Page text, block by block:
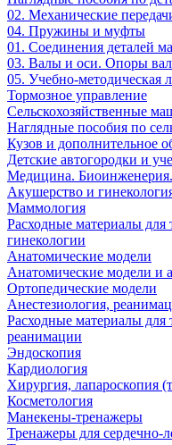
02. Механические
04. Пружины и муфты
01. Соединения деталей
03. Валы и оси. Опоры
05. Учебно-методическая
Тормозное управление
Сельскохозяйственные
Наглядные пособия по
Кузов и дополнительное
Детские автогородки и
Медицина.
Акушерство и
Маммология
Расходные материалы для
гинекологии
Анатомические модели
Анатомические модели и
Ортопедические модели
Анестезиология,
Расходные материалы для
реанимации
Эндоскопия
Кардиология
Хирургия, лапароскопия
Косметология
Манекены-тренажеры
Тренажеры для